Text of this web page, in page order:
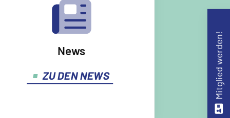
News
ZU DEN NEWS Mitglied werden!